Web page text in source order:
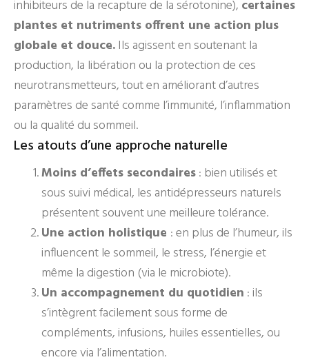
inhibiteurs de la recapture de la sérotonine), certaines
plantes et nutriments offrent une action plus
globale et douce.Ils agissent en soutenant la
production, la libération ou la protection de ces
neurotransmetteurs, tout en améliorant d’autres
paramètres de santé comme l’immunité, l’inflammation
ou la qualité du sommeil.
Les atouts d’une approche naturelle
Moins d’effets secondaires: bien utilisés et
sous suivi médical, les antidépresseurs naturels
présentent souvent une meilleure tolérance.
Une action holistique : en plus de l’humeur, ils
influencent le sommeil, le stress, l’énergie et
même la digestion (via le microbiote).
Un accompagnement du quotidien : ils
s’intègrent facilement sous forme de
compléments, infusions, huiles essentielles, ou
encore via l’alimentation.